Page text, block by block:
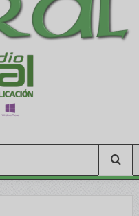
reallydiamond.com/